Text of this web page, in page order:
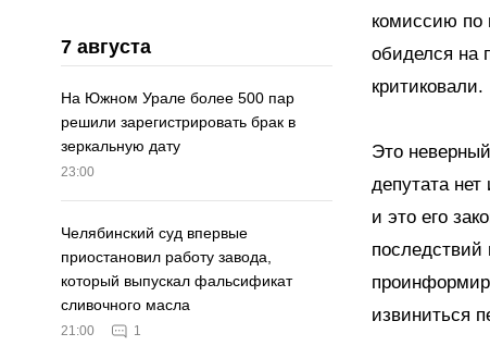
7 августа
На Южном Урале более 500 пар
решили зарегистрировать брак в
зеркальную дату
23:00
Челябинский суд впервые
приостановил работу завода,
который выпускал фальсификат
сливочного масла
21:00 1
комиссию по
обиделся на
критиковали.
Это
депутата
и это его
последствий
извиниться